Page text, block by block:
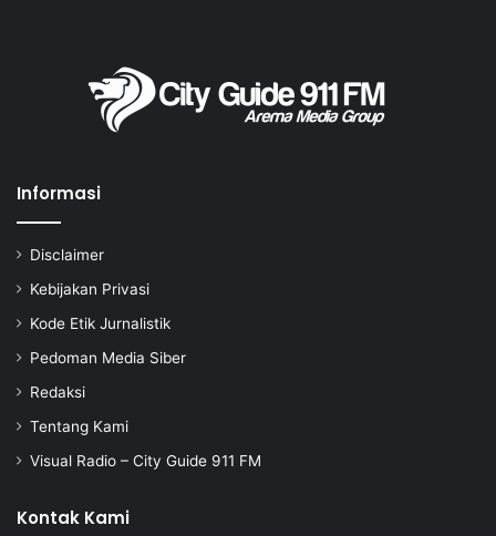
Informasi
Disclaimer
Kebijakan Privasi
Kode Etik Jurnalistik
Pedoman Media Siber
Redaksi
Tentang Kami
Visual Radio – City Guide 911 FM
Kontak Kami